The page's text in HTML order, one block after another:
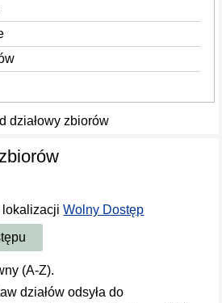
działowy zbiorów
lokalizacjiWolny Dostęp
(A-Z).
działów odsyła do